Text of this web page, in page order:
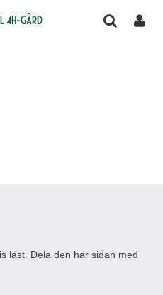
4H-gård
läst. Dela den här sidan med